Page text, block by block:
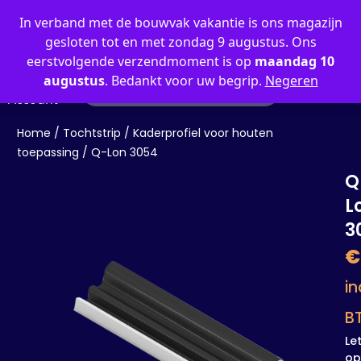
In verband met de bouwvak vakantie is ons magazijn
gesloten tot en met zondag 9 augustus. Ons
eerstvolgende verzendmoment is op maandag 10
augustus. Bedankt voor uw begrip. Negeren
Mijn
Account
Home / Tochtstrip / Kaderprofiel voor houten
toepassing / Q-Lon 3054
€
Let